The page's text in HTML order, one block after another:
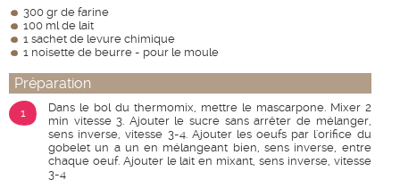
300 gr de farine
100 ml de lait
1 sachet de levure chimique
1 noisette de beurre - pour le moule
Préparation
1
Dans le bol du thermomix, mettre le mascarpone. Mixer 2
min vitesse 3. Ajouter le sucre sans arrêter de mélanger,
sens inverse, vitesse 3-4. Ajouter les oeufs par l'orifice du
gobelet un a un en mélangeant bien, sens inverse, entre
chaque oeuf. Ajouter le lait en mixant, sens inverse, vitesse
3-4